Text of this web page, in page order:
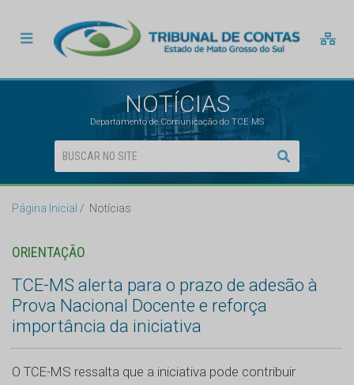
NOTÍCIAS
Departamento de Comunicação do TCE MS
Página Inicial Notícias
ORIENTAÇÃO
TCE-MS alerta para o prazo de adesão à
Prova Nacional Docente e reforça
importância da iniciativa
O TCE-MS ressalta que a iniciativa pode contribuir